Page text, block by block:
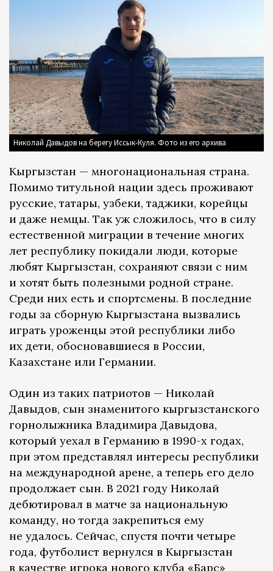
Николай Давыдов на берегу Иссык-Куля. Фото из его архива
Кыргызстан — многонациональная страна.
Помимо титульной нации здесь проживают
русские, татары, узбеки, таджики, корейцы
и даже немцы. Так уж сложилось, что в силу
естественной миграции в течение многих
лет республику покидали люди, которые
любят Кыргызстан, сохраняют связи с ним
и хотят быть полезными родной стране.
Среди них есть и спортсмены. В последние
годы за сборную Кыргызстана вызвались
играть уроженцы этой республики либо
их дети, обосновавшиеся в России,
Казахстане или Германии.
Один из таких патриотов — Николай
Давыдов, сын знаменитого кыргызстанского
горнолыжника Владимира Давыдова,
который уехал в Германию в 1990-х годах,
при этом представлял интересы республики
на международной арене, а теперь его дело
продолжает сын. В 2021 году Николай
дебютировал в матче за национальную
команду, но тогда закрепиться ему
не удалось. Сейчас, спустя почти четыре
года, футболист вернулся в Кыргызстан
в качестве игрока нового клуба «Барс»